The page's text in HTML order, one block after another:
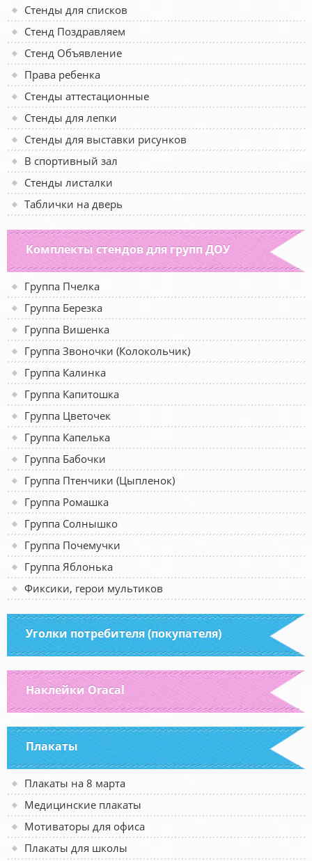
Стенды для списков
Стенд Поздравляем
Стенд Объявление
Права ребенка
Стенды аттестационные
Стенды для лепки
Стенды для выставки рисунков
В спортивный зал
Стенды листалки
Таблички на дверь
Комплекты стендов для групп ДОУ
Группа Пчелка
Группа Березка
Группа Вишенка
Группа Звоночки (Колокольчик)
Группа Калинка
Группа Капитошка
Группа Цветочек
Группа Капелька
Группа Бабочки
Группа Птенчики (Цыпленок)
Группа Ромашка
Группа Солнышко
Группа Почемучки
Группа Яблонька
Фиксики, герои мультиков
Уголки потребителя (покупателя)
Наклейки Oracal
Плакаты
Плакаты на 8 марта
Медицинские плакаты
Мотиваторы для офиса
Плакаты для школы